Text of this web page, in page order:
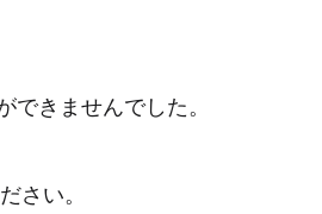
きませんでした。
さい。